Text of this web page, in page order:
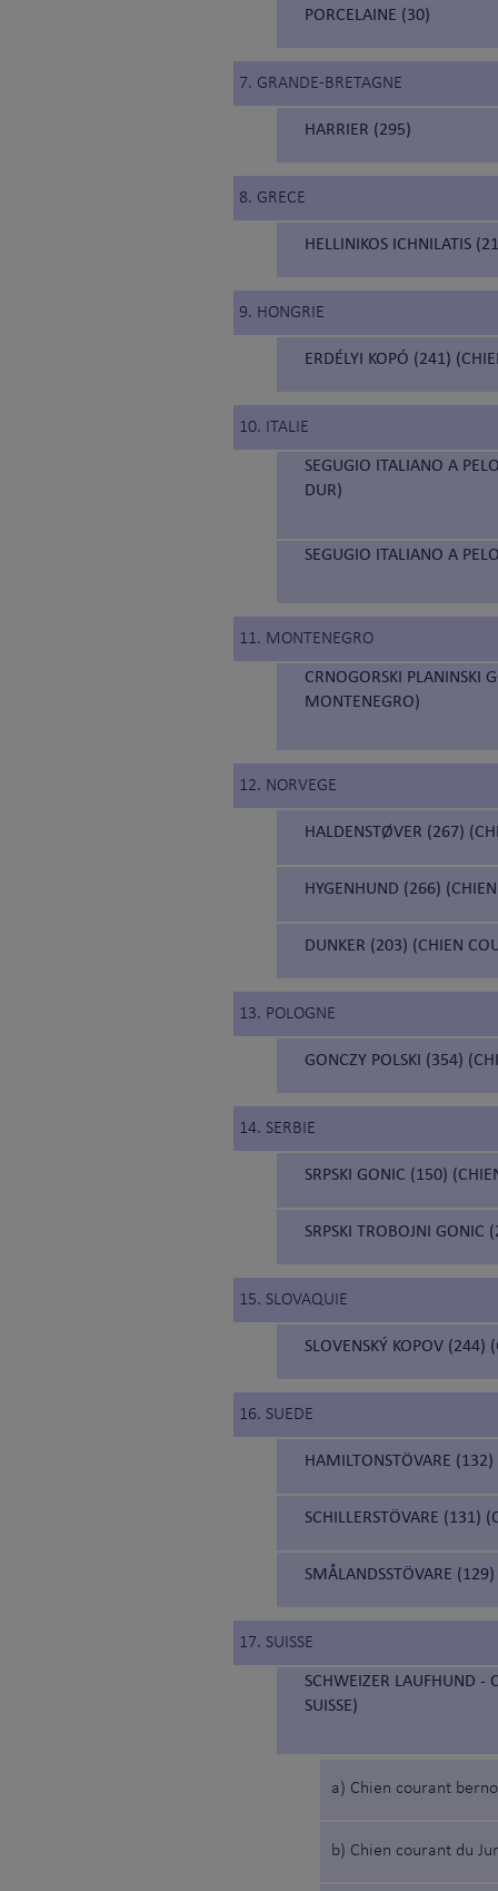
PORCELAINE (30)
7. GRANDE-BRETAGNE
HARRIER (295)
8. GRECE
HELLINIKOS ICHNILATIS
9. HONGRIE
ERDÉLYI KOPÓ (241)
10. ITALIE
SEGUGIO ITALIANO A
DUR)
SEGUGIO ITALIANO A
11. MONTENEGRO
CRNOGORSKI PLANINSKI
MONTENEGRO)
12. NORVEGE
HALDENSTØVER (267)
HYGENHUND (266)
DUNKER (203) (CHIEN
13. POLOGNE
GONCZY POLSKI (354)
14. SERBIE
SRPSKI GONIC (150)
SRPSKI TROBOJNI GONIC
15. SLOVAQUIE
SLOVENSKÝ KOPOV (244)
16. SUEDE
HAMILTONSTÖVARE
SCHILLERSTÖVARE (131)
SMÅLANDSSTÖVARE
17. SUISSE
SCHWEIZER LAUFHUND -
SUISSE)
a) Chien courant
b) Chien courant du